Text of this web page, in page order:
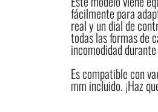
fácilmente para
real y un dial de
todas las formas de
incomodidad
Es compatible con
mm incluido. ¡Haz